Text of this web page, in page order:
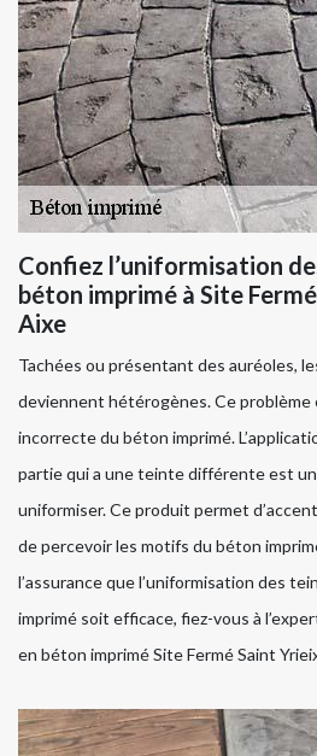
Confiez l’uniformisation
béton imprimé à Site
Aixe
Tachées ou présentant des auréoles,
deviennent hétérogènes. Ce
incorrecte du béton imprimé.
partie qui a une teinte différente est
uniformiser. Ce produit permet
de percevoir les motifs du béton
l’assurance que l’uniformisation des
imprimé soit efficace, fiez-vous à
en béton imprimé Site Fermé Saint